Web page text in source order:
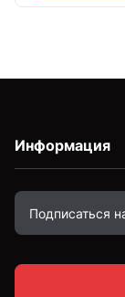
Информация